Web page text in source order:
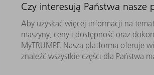
Czy interesują Państwa nasze
Aby uzyskać więcej informacji na
maszyny, ceny i dostępność oraz
MyTRUMPF. Nasza platforma oferuje
znaleźć wszystkie części dla Państwa